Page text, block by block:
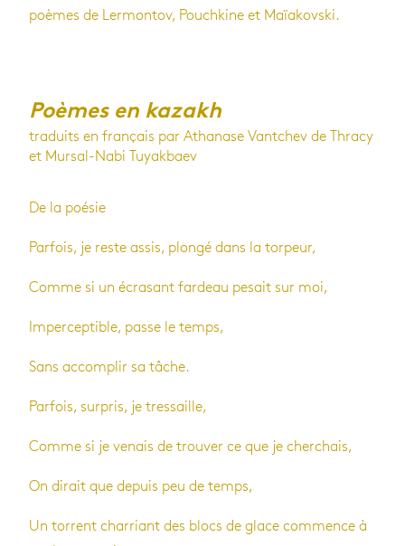
poèmes de Lermontov, Pouchkine et Maïakovski.
Poèmes en kazakh
traduits en français par Athanase Vantchev de Thracy
et Mursal-Nabi Tuyakbaev
De la poésie
Parfois, je reste assis, plongé dans la torpeur,
Comme si un écrasant fardeau pesait sur moi,
Imperceptible, passe le temps,
Sans accomplir sa tâche.
Parfois, surpris, je tressaille,
Comme si je venais de trouver ce que je cherchais,
On dirait que depuis peu de temps,
Un torrent charriant des blocs de glace commence à